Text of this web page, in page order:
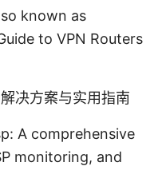
known as
to VPN Routers
决方案与实用指南
A comprehensive
monitoring, and